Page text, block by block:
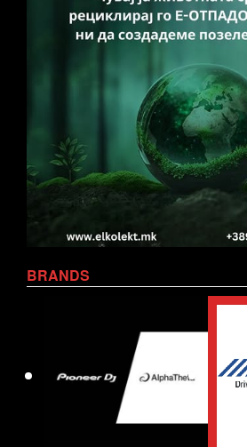
BRANDS